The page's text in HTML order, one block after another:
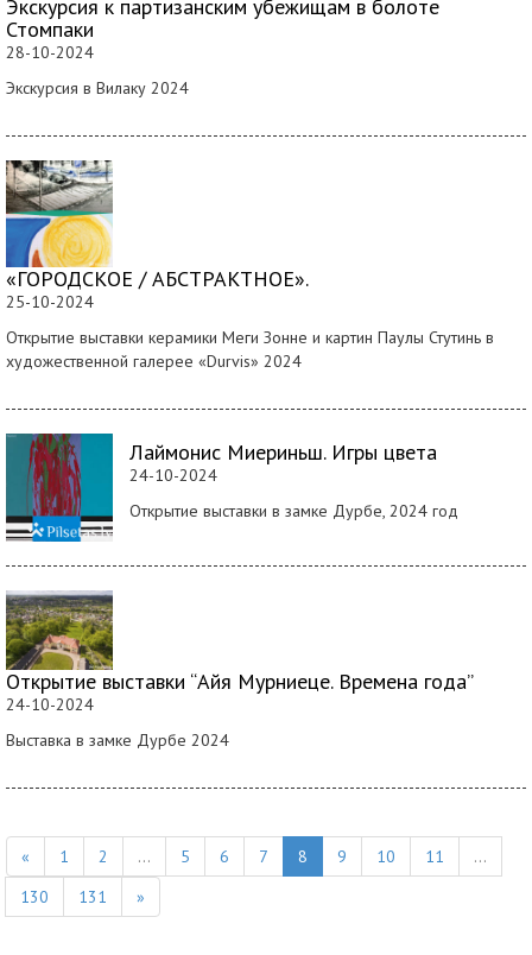
Экскурсия к партизанским убежищам в болоте
Стомпаки
28-10-2024
Экскурсия в Вилаку 2024
«ГОРОДСКОЕ / АБСТРАКТНОЕ».
25-10-2024
Открытие выставки керамики Меги Зонне и картин Паулы Стутинь в
художественной галерее «Durvis» 2024
Лаймонис Миериньш. Игры цвета
24-10-2024
Открытие выставки в замке Дурбе, 2024 год
Открытие выставки “Айя Мурниеце. Времена года”
24-10-2024
Выставка в замке Дурбе 2024
« 1 2 ... 5 6 7 8 9 10 11
...
130
131 »